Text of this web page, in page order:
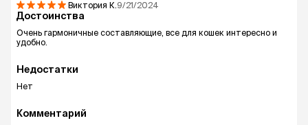
Виктория К. 9/21/2024
Достоинства
Очень гармоничные составляющие, все для кошек интересно и
удобно.
Недостатки
Нет
Комментарий